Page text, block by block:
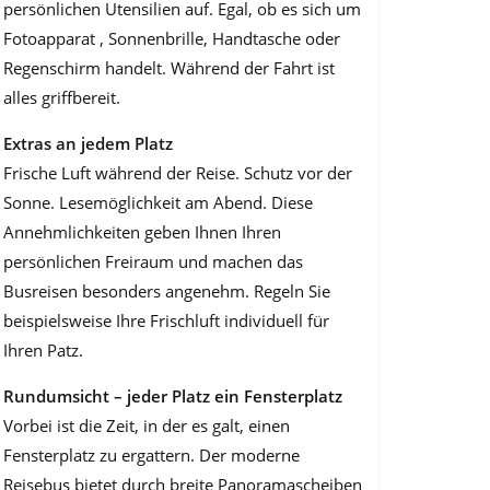
persönlichen Utensilien auf. Egal, ob es sich um
Fotoapparat , Sonnenbrille, Handtasche oder
Regenschirm handelt. Wäh­rend der Fahrt ist
alles griffbereit.
Extras an jedem Platz
Frische Luft während der Reise. Schutz vor der
Sonne. Lesemöglichkeit am Abend. Diese
Annehmlichkeiten geben Ihnen Ihren
persönlichen Freiraum und machen das
Busreisen besonders angenehm. Regeln Sie
beispielsweise Ihre Frischluft individuell für
Ihren Patz.
Rundumsicht – jeder Platz ein Fensterplatz
Vorbei ist die Zeit, in der es galt, einen
Fensterplatz zu ergattern. Der moderne
Reisebus bietet durch breite Panoramascheiben